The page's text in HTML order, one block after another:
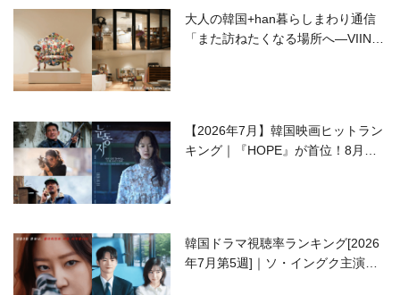
大人の韓国+han暮らしまわり通信
「また訪ねたくなる場所へ―VIIN C
【2026年7月】韓国映画ヒットラン
キング｜『HOPE』が首位！8月公
韓国ドラマ視聴率ランキング[2026
年7月第5週]｜ソ・イングク主演の